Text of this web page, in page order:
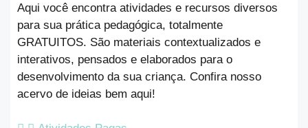
Aqui você encontra atividades e recursos diversos
para sua prática pedagógica, totalmente
GRATUITOS. São materiais contextualizados e
interativos, pensados e elaborados para o
desenvolvimento da sua criança. Confira nosso
acervo de ideias bem aqui!